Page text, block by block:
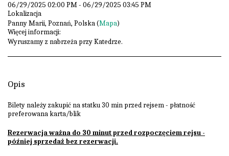
06/29/2025 02:00 PM - 06/29/2025 03:45 PM
Lokalizacja
Panny Marii, Poznań, Polska (Mapa)
Więcej informacji:
Wyruszamy z nabrzeża przy Katedrze.
Opis
Bilety należy zakupić na statku 30 min przed rejsem - płatność
preferowana karta/blik
Rezerwacja ważna do 30 minut przed rozpoczęciem rejsu -
później sprzedaż bez rezerwacji.